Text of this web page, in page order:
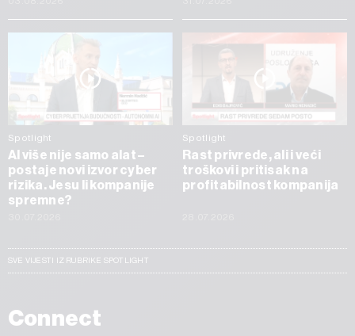
Spotlight
AI više nije samo alat –
postaje novi izvor cyber
rizika. Jesu li kompanije
spremne?
Spotlight
Rast privrede, ali i veći
troškovi i pritisak na
profitabilnost kompanija
SVE VIJESTI IZ RUBRIKE SPOTLIGHT
Connect